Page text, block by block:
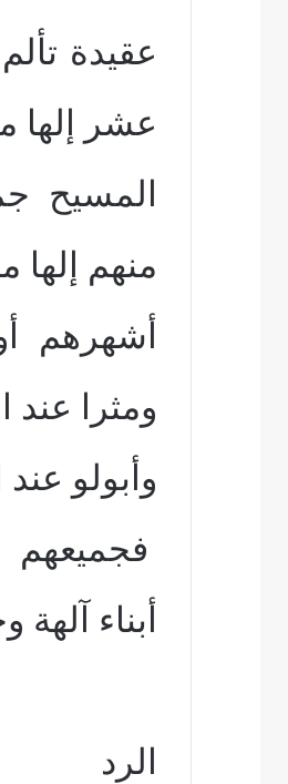
عقيدة
عشر إلها
المسيح
منهم
أشهرهم
ومثرا
وأبولو
فجميعهم
أبناء
الرد